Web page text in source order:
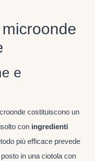
e
costituiscono un
con ingredienti
più efficace prevede
in una ciotola con